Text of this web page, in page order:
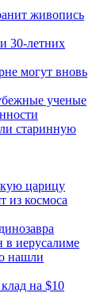
живопись
30-летних
могут вновь
ученые
старинную
царицу
из космоса
в иерусалиме
нашли
на $10